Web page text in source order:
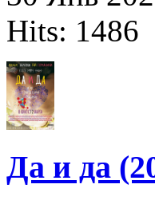
Hits: 1486
Да и да